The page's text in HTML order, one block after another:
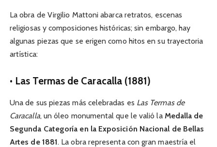
La obra de Virgilio Mattoni abarca retratos, escenas
religiosas y composiciones históricas; sin embargo, hay
algunas piezas que se erigen como hitos en su trayectoria
artística:
• Las Termas de Caracalla (1881)
Una de sus piezas más celebradas es Las Termas de
Caracalla, un óleo monumental que le valió la Medalla de
Segunda Categoría en la Exposición Nacional de Bellas
Artes de 1881. La obra representa con gran maestría el